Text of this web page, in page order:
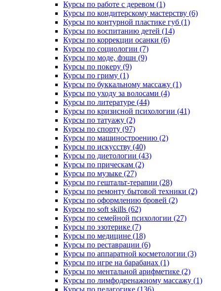
Курсы по работе с деревом (1)
Курсы по кондитерскому мастерству (6)
Курсы по контурной пластике губ (1)
Курсы по воспитанию детей (14)
Курсы по коррекции осанки (6)
Курсы по социологии (7)
Курсы по моде, фэшн (9)
Курсы по покеру (9)
Курсы по гриму (1)
Курсы по буккальному массажу (1)
Курсы по уходу за волосами (4)
Курсы по литературе (44)
Курсы по кризисной психологии (41)
Курсы по татуажу (2)
Курсы по спорту (97)
Курсы по машиностроению (2)
Курсы по искусству (40)
Курсы по диетологии (43)
Курсы по прическам (2)
Курсы по музыке (27)
Курсы по гештальт-терапии (28)
Курсы по ремонту бытовой техники (2)
Курсы по оформлению бровей (2)
Курсы по soft skills (62)
Курсы по семейной психологии (27)
Курсы по эзотерике (7)
Курсы по медицине (18)
Курсы по реставрации (6)
Курсы по аппаратной косметологии (3)
Курсы по игре на барабанах (1)
Курсы по ментальной арифметике (2)
Курсы по лимфодренажному массажу (1)